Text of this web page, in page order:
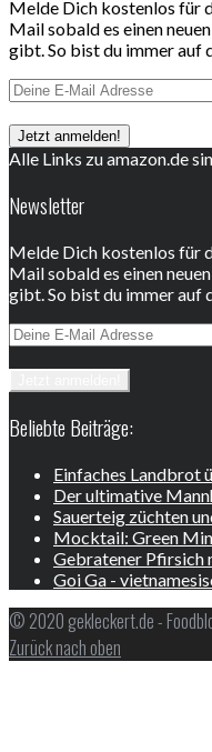
Melde Dich kostenlos für
Mail sobald es einen
gibt. So bist du immer auf
Alle Links zu amazon.de
Newsletter
Melde Dich kostenlos für
Mail sobald es einen
gibt. So bist du immer auf
Beliebte Beiträge:
Einfaches Landbrot
Der ultimative
Sauerteig züchten
Mocktail: Green
Gebratener Pfirsich
Goi Ga -
© 2020 gekleckert.de -
Zurück nach oben